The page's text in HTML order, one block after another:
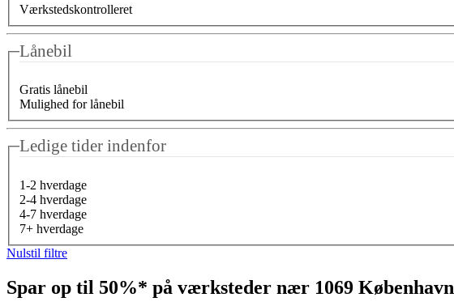
Værkstedskontrolleret
Lånebil
Gratis lånebil
Mulighed for lånebil
Ledige tider indenfor
1-2 hverdage
2-4 hverdage
4-7 hverdage
7+ hverdage
Nulstil filtre
Spar op til 50%* på værksteder nær 1069 København